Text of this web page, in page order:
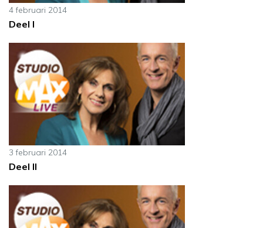
4 februari 2014
Deel I
3 februari 2014
Deel II